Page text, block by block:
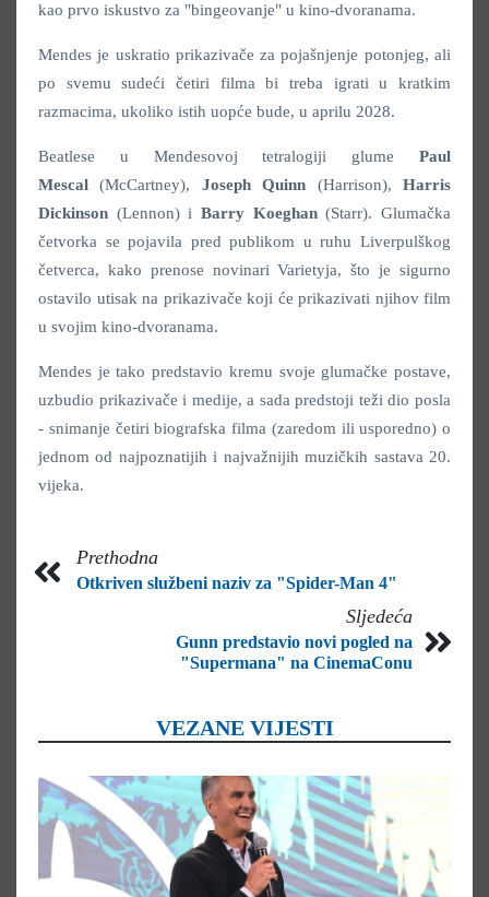
kao prvo iskustvo za "bingeovanje" u kino-dvoranama.
Mendes je uskratio prikazivače za pojašnjenje potonjeg, ali
po svemu sudeći četiri filma bi treba igrati u kratkim
razmacima, ukoliko istih uopće bude, u aprilu 2028.
Beatlese u Mendesovoj tetralogiji glume Paul
Mescal(McCartney), Joseph Quinn (Harrison),Harris
Dickinson (Lennon) iBarry Koeghan(Starr). Glumačka
četvorka se pojavila pred publikom u ruhu Liverpulškog
četverca, kako prenose novinari Varietyja, što je sigurno
ostavilo utisak na prikazivače koji će prikazivati njihov film
u svojim kino-dvoranama.
Mendes je tako predstavio kremu svoje glumačke postave,
uzbudio prikazivače i medije, a sada predstoji teži dio posla
- snimanje četiri biografska filma (zaredom ili usporedno) o
jednom od najpoznatijih i najvažnijih muzičkih sastava 20.
vijeka.
Prethodna
Otkriven službeni naziv za "Spider-Man 4"
Sljedeća
Gunn predstavio novi pogled na
"Supermana" na CinemaConu
VEZANE VIJESTI